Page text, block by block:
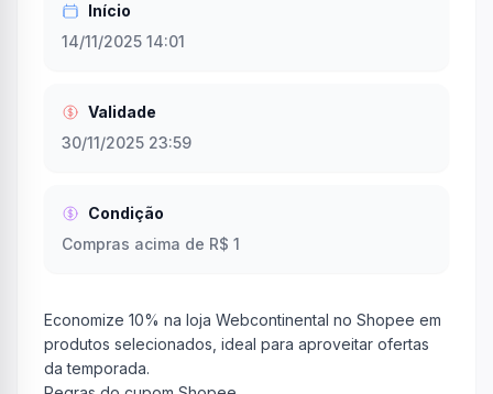
Início
14/11/2025 14:01
Validade
30/11/2025 23:59
Condição
Compras acima de R$ 1
Economize 10% na loja Webcontinental no Shopee em
produtos selecionados, ideal para aproveitar ofertas
da temporada.